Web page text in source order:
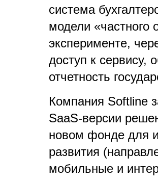
система
модели
эксперименте,
доступ к сервису,
отчетность
Компания Softline
SaaS-версии
новом фонде для
развития
мобильные и